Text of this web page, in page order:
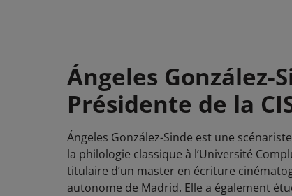
Ángeles González-
Présidente de la
Ángeles González-Sinde est une
la philologie classique à l’Université
titulaire d’un master en écriture
autonome de Madrid. Elle a également